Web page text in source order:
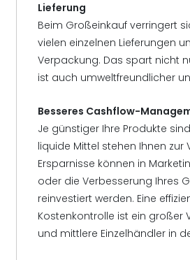
Lieferung
Beim Großeinkauf verringert
vielen einzelnen Lieferungen
Verpackung. Das spart nicht
ist auch umweltfreundlicher
Besseres Cashflow-
Je günstiger Ihre Produkte
liquide Mittel stehen Ihnen zur
Ersparnisse können in
oder die Verbesserung Ihres
reinvestiert werden. Eine
Kostenkontrolle ist ein großer
und mittlere Einzelhändler in